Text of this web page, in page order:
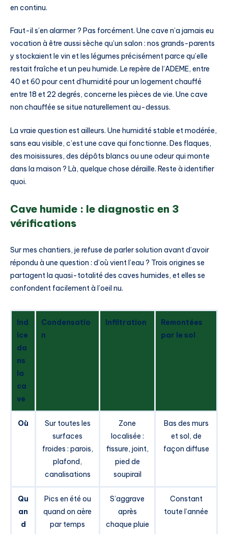
en continu.
Faut-il s’en alarmer ? Pas forcément. Une cave n’a jamais eu
vocation à être aussi sèche qu’un salon : nos grands-parents
y stockaient le vin et les légumes précisément parce qu’elle
restait fraîche et un peu humide. Le repère de l’ADEME, entre
40 et 60 pour cent d’humidité pour un logement chauffé
entre 18 et 22 degrés, concerne les pièces de vie. Une cave
non chauffée se situe naturellement au-dessus.
La vraie question est ailleurs. Une humidité stable et modérée,
sans eau visible, c’est une cave qui fonctionne. Des flaques,
des moisissures, des dépôts blancs ou une odeur qui monte
dans la maison ? Là, quelque chose déraille. Reste à identifier
quoi.
Cave humide : le diagnostic en 3
vérifications
Sur mes chantiers, je refuse de parler solution avant d’avoir
répondu à une question : d’où vient l’eau ? Trois origines se
partagent la quasi-totalité des caves humides, et elles se
confondent facilement à l’oeil nu.
Ind
ice
da
ns
la
ca
ve
Condensatio
n
Infiltration
Remontées
par le sol
Où
Sur toutes les
surfaces
froides : parois,
plafond,
canalisations
Zone
localisée :
fissure, joint,
pied de
soupirail
Bas des murs
et sol, de
façon diffuse
Qu
an
d
Pics en été ou
quand on aère
par temps
S’aggrave
après
chaque pluie
Constant
toute l’année